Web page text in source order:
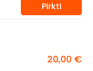
Pirkti
20,00 €